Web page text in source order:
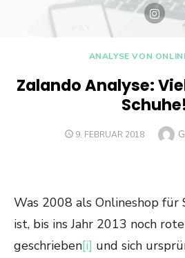
ANALYSE VON
Zalando Analyse:
POSTED
9. FEBRUAR 2018
Was 2008 als Onlineshop
ist, bis ins Jahr 2013 noch
geschrieben[i] und sich